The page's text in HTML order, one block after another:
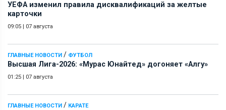
УЕФА изменил правила дисквалификаций за желтые
карточки
09:05 07 августа
ГЛАВНЫЕ НОВОСТИ / ФУТБОЛ
Высшая Лига-2026: «Мурас Юнайтед» догоняет «Алгу»
01:25 07 августа
ГЛАВНЫЕ НОВОСТИ / КАРАТЕ